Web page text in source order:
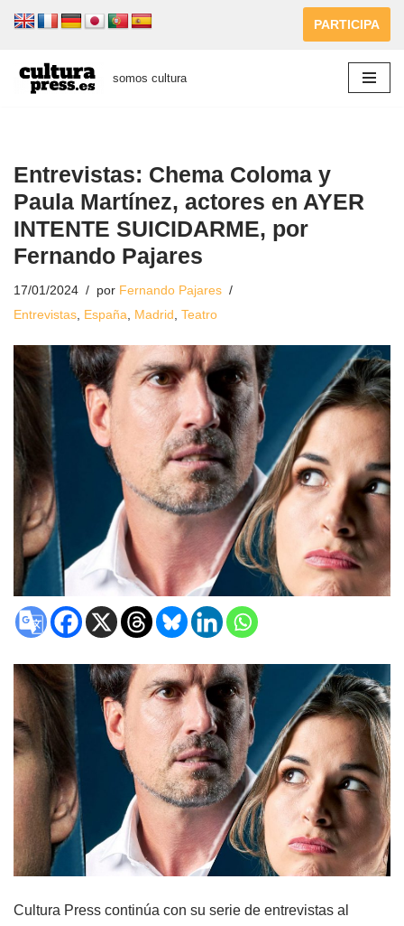
al
contenido
PARTICIPA
somos cultura
Entrevistas: Chema Coloma y
Paula Martínez, actores en AYER
INTENTE SUICIDARME, por
Fernando Pajares
17/01/2024 por Fernando Pajares
Entrevistas España Madrid Teatro
Cultura Press continúa con su serie de entrevistas al